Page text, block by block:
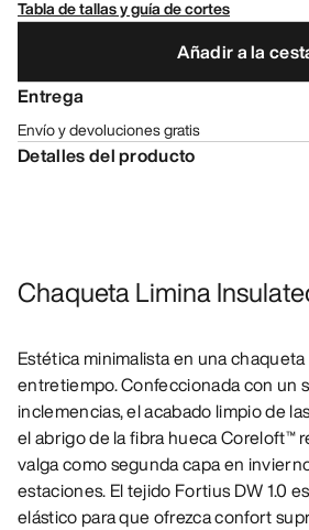
Tabla de tallas y guía de cortes
Añadir a la
Entrega
Envío y devoluciones gratis
Detalles del producto
Chaqueta Limina
Estética minimalista en una
entretiempo. Confeccionada con un
inclemencias, el acabado limpio de
el abrigo de la fibra hueca Coreloft™
valga como segunda capa en
estaciones. El tejido Fortius DW 1.0
elástico para que ofrezca confort